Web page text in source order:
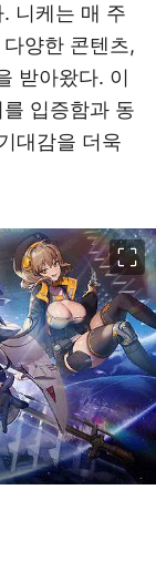
니케는 매 주
양한 콘텐츠,
받아왔다. 이
입증함과 동
대감을 더욱